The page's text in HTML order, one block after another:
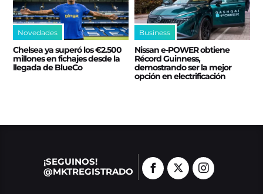
Novedades
Chelsea ya superó los €2.500
millones en fichajes desde la
llegada de BlueCo
Business
Nissan e‑POWER obtiene
Récord Guinness,
demostrando ser la mejor
opción en electrificación
¡SEGUINOS!
@MKTREGISTRADO